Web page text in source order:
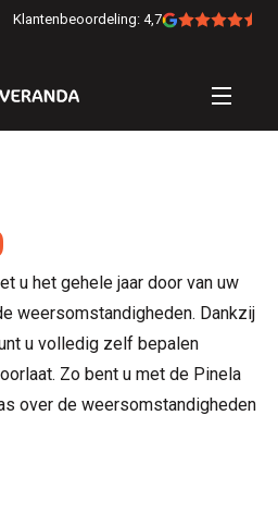
Klantenbeoordeling: 4,7
u het gehele jaar door van uw
weersomstandigheden. Dankzij
u volledig zelf bepalen
Zo bent u met de Pinela
over de weersomstandigheden